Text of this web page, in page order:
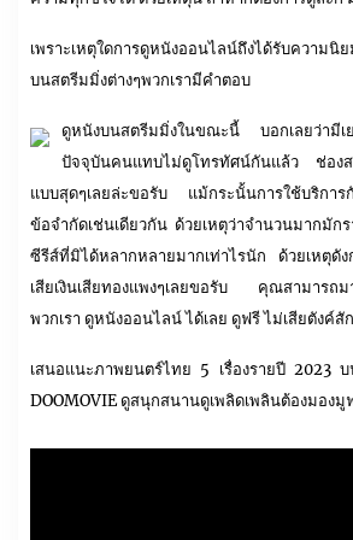
เพราะเหตุใดการดูหนังออนไลน์ถึงได้รับความนิ
บนสตรีมมิ่งต่างๆพวกเรามีคำตอบ
ดูหนังบนสตรีมมิ่งในขณะนี้ บอกเลยว่ามี
ปัจจุบันคนแทบไม่ดูโทรทัศน์กันแล้ว ช่องสต
แบบสุดๆเลยล่ะขอรับ แม้กระนั้นการใช้บริการ
ข้อจำกัดเช่นเดียวกัน ด้วยเหตุว่าจำนวนมากมัก
ซีรีส์ที่มิได้หลากหลายมากเท่าไรนัก ด้วยเหตุดั
เสียเงินเสียทองแพงๆเลยขอรับ คุณสามารถม
พวกเรา ดูหนังออนไลน์ ได้เลย ดูฟรี ไม่เสียตังค์สั
เสนอแนะภาพยนตร์ไทย 5 เรื่องรายปี 2023
DOOMOVIE ดูสนุกสนานดูเพลิดเพลินต้องมองมู